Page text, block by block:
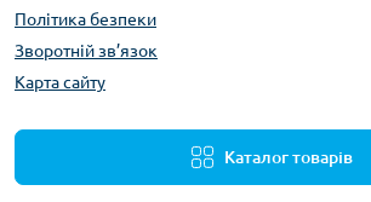
Політика безпеки
Зворотній зв’язок
Карта сайту
Каталог товарів